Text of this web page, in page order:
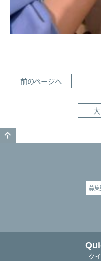
前のページへ
募集
ク